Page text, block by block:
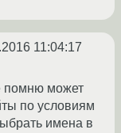
11:04:17
помню может
по условиям
имена в